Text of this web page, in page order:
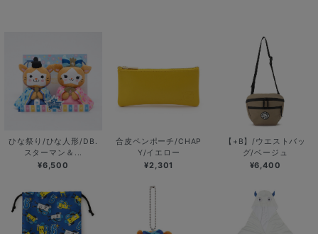
ひな祭り/ひな人形/DB.
スターマン＆...
¥6,500
合皮ペンポーチ/CHAP
Y/イエロー
¥2,301
【+B】/ウエストバッ
グ/ベージュ
¥6,400